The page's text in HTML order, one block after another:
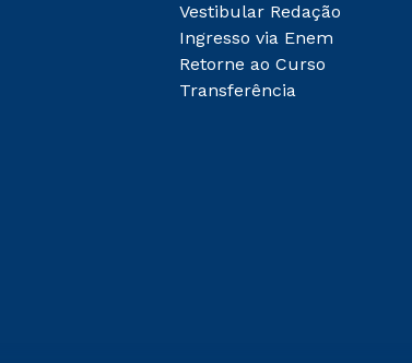
Vestibular Redação
Ingresso via Enem
Retorne ao Curso
Transferência